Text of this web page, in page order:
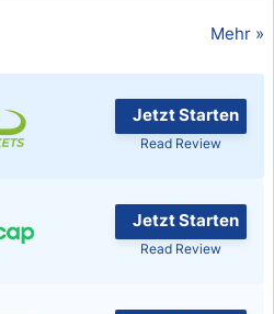
Mehr »
Jetzt Starten
Read Review
Jetzt Starten
Read Review